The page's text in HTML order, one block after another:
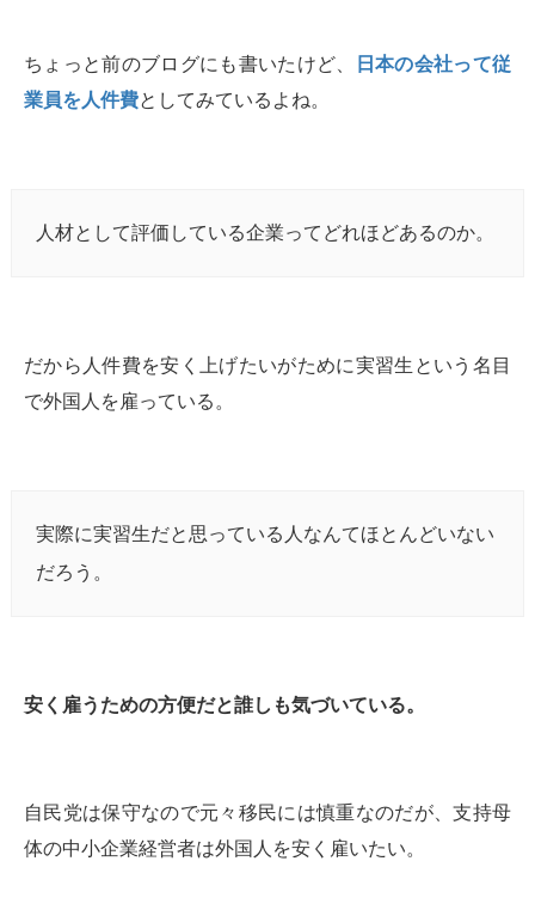
ちょっと前のブログにも書いたけど、
日本の会社って従
業員を人件費としてみているよね。
人材として評価している企業ってどれほどあるのか。
だから人件費を安く上げたいがために実習生という名目
で外国人を雇っている。
実際に実習生だと思っている人なんてほとんどいない
だろう。
安く雇うための方便だと誰しも気づいている。
自民党は保守なので元々移民には慎重なのだが、支持母
体の中小企業経営者は外国人を安く雇いたい。